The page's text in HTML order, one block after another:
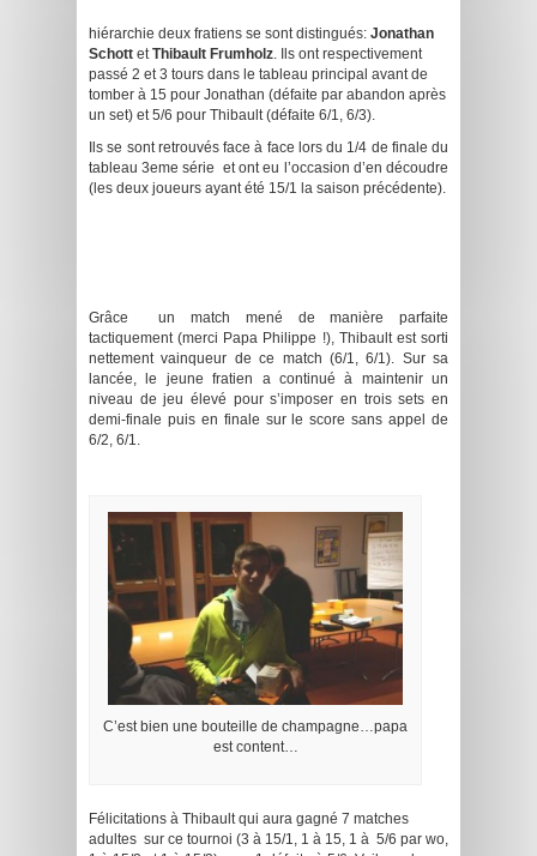
hiérarchie deux fratiens se sont distingués: Jonathan
Schott et Thibault Frumholz . Ils ont respectivement
passé 2 et 3 tours dans le tableau principal avant de
tomber à 15 pour Jonathan (défaite par abandon après
un set) et 5/6 pour Thibault (défaite 6/1, 6/3).
Ils se sont retrouvés face à face lors du 1/4 de finale du
tableau 3eme série et ont eu l’occasion d’en découdre
(les deux joueurs ayant été 15/1 la saison précédente).
Grâce un match mené de manière parfaite
tactiquement (merci Papa Philippe !), Thibault est sorti
nettement vainqueur de ce match (6/1, 6/1). Sur sa
lancée, le jeune fratien a continué à maintenir un
niveau de jeu élevé pour s’imposer en trois sets en
demi-finale puis en finale sur le score sans appel de
6/2, 6/1.
C’est bien une bouteille de champagne…papa
est content…
Félicitations à Thibault qui aura gagné 7 matches
adultes sur ce tournoi (3 à 15/1, 1 à 15, 1 à 5/6 par wo,